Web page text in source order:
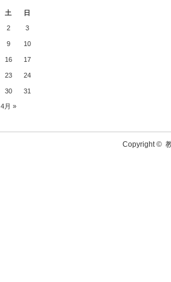
土 日
4月 »
2 3
9 10
16 17
23 24
30 31
Copyright ©